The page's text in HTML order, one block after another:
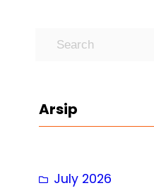
c
Arsip
July 2026